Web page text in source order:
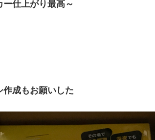
仕上がり最高～
作成もお願いした